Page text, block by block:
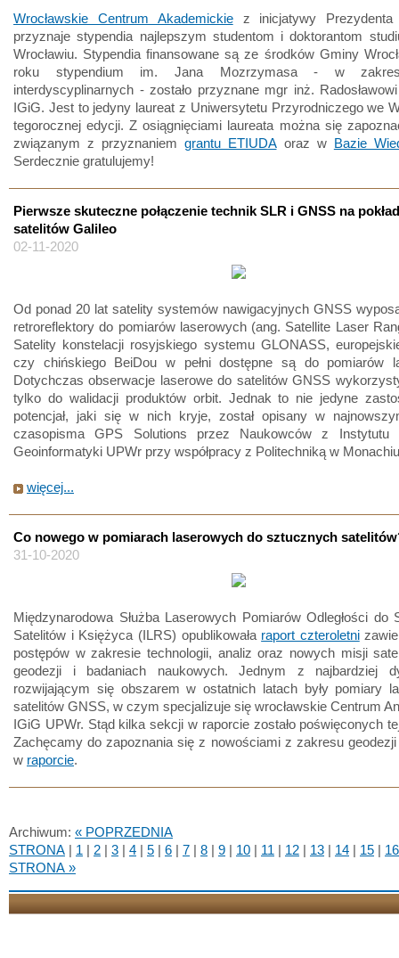
Wrocławskie Centrum Akademickiez inicjatywy Prezydenta
przyznaje stypendia najlepszym studentom i doktorantom
Wrocławiu. Stypendia finansowane są ze środków Gminy
roku stypendium im. Jana Mozrzymasa - w
interdyscyplinarnych - zostało przyznane mgr inż.
IGiG. Jest to jedyny laureat z Uniwersytetu Przyrodniczego we
tegorocznej edycji. Z osiągnięciami laureata można się
związanym z przyznaniemgrantu ETIUDAoraz w Bazie
Serdecznie gratulujemy!
Pierwsze skuteczne połączenie technik SLR i GNSS na
satelitów Galileo
02-11-2020
Od ponad 20 lat satelity systemów nawigacyjnych GNSS
retroreflektory do pomiarów laserowych (ang. Satellite Laser
Satelity konstelacji rosyjskiego systemu GLONASS,
czy chińskiego BeiDou w pełni dostępne są do pomiarów
Dotychczas obserwacje laserowe do satelitów GNSS
tylko do walidacji produktów orbit. Jednak to nie jedyne
potencjał, jaki się w nich kryje, został opisany w
czasopisma GPS Solutions przez Naukowców z Instytutu
Geoinformatyki UPWr przy współpracy z Politechniką w
więcej...
Co nowego w pomiarach laserowych do sztucznych
31-10-2020
Międzynarodowa Służba Laserowych Pomiarów Odległości do
Satelitów i Księżyca (ILRS) opublikowała raport czteroletni
postępów w zakresie technologii, analiz oraz nowych misji
geodezji i badaniach naukowych. Jednym z najbardziej
rozwijającym się obszarem w ostatnich latach były pomiary
satelitów GNSS, w czym specjalizuje się wrocławskie Centrum
IGiG UPWr. Stąd kilka sekcji w raporcie zostało poświęconych
Zachęcamy do zapoznania się z nowościami z zakresu geodezji
w raporcie.
Archiwum: « POPRZEDNIA
STRONA | 1 | 2 | 3 | 4 | 5 | 6 | 7 | 8 | 9 | 10 | 11 | 12 | 13 | 14 | 15 | 16
STRONA »